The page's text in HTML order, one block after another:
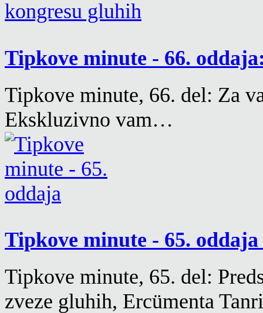
Tipkove minute - 66.
Tipkove minute, 66. del: Za
Ekskluzivno vam…
Tipkove minute - 65. oddaja
Tipkove minute, 65. del:
zveze gluhih, Ercümenta